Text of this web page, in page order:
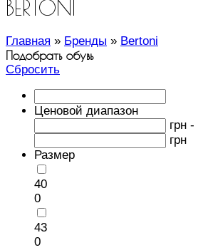
BERTONI
Главная » Бренды » Bertoni
Подобрать обувь
Сбросить
Ценовой диапазон
грн -
грн
Размер
40
0
43
0